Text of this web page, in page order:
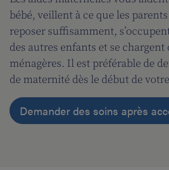
bébé, veillent à ce que les
reposer suffisamment,
des autres enfants et se chargent
ménagères. Il est préférable de
de maternité dès le début de
Demander des soins après